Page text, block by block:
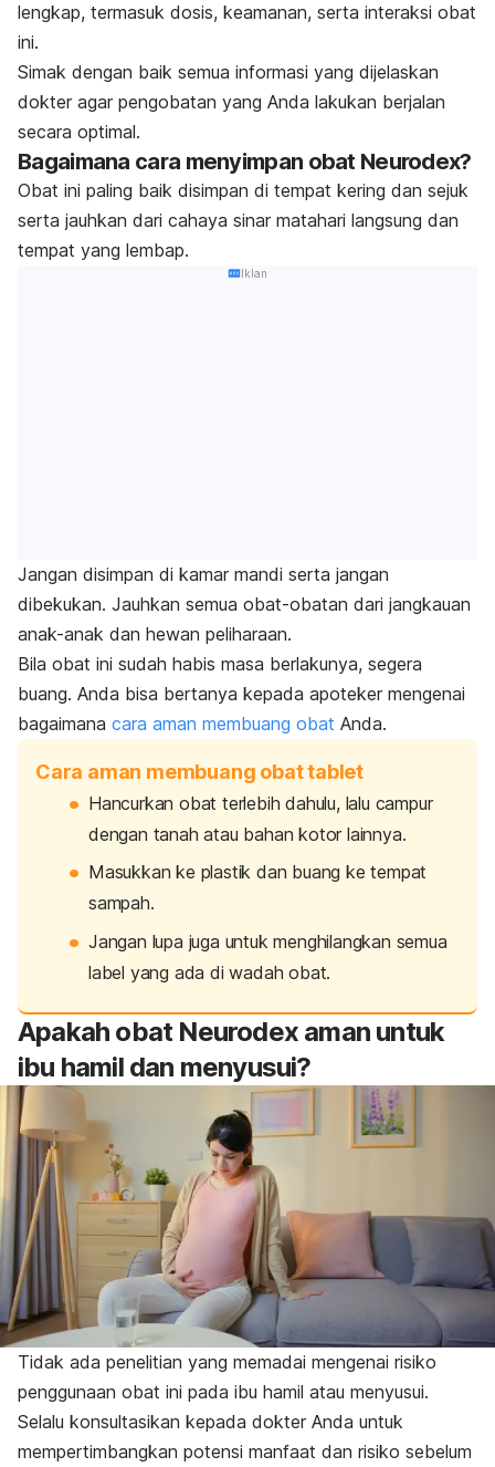
lengkap, termasuk dosis, keamanan, serta interaksi obat
ini.
Simak dengan baik semua informasi yang dijelaskan
dokter agar pengobatan yang Anda lakukan berjalan
secara optimal.
Bagaimana cara menyimpan obat Neurodex?
Obat ini paling baik disimpan di tempat kering dan sejuk
serta jauhkan dari cahaya sinar matahari langsung dan
tempat yang lembap.
Iklan
Jangan disimpan di kamar mandi serta jangan
dibekukan. Jauhkan semua obat-obatan dari jangkauan
anak-anak dan hewan peliharaan.
Bila obat ini sudah habis masa berlakunya, segera
buang. Anda bisa bertanya kepada apoteker mengenai
bagaimana cara aman membuang obat Anda.
Cara aman membuang obat tablet
Hancurkan obat terlebih dahulu, lalu campur
dengan tanah atau bahan kotor lainnya.
Masukkan ke plastik dan buang ke tempat
sampah.
Jangan lupa juga untuk menghilangkan semua
label yang ada di wadah obat.
Apakah obat Neurodex aman untuk
ibu hamil dan menyusui?
Tidak ada penelitian yang memadai mengenai risiko
penggunaan obat ini pada ibu hamil atau menyusui.
Selalu konsultasikan kepada dokter Anda untuk
mempertimbangkan potensi manfaat dan risiko sebelum